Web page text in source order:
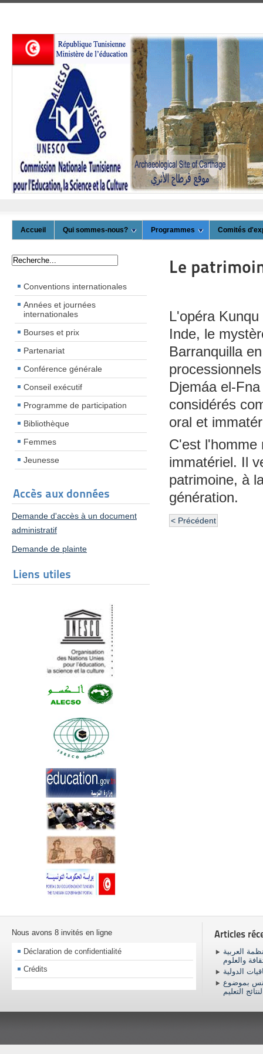
Accueil Qui sommes-nous? Programmes Comités
Conventions internationales
Années et journées
internationales
Bourses et prix
Partenariat
Conférence générale
Conseil exécutif
Programme de participation
Bibliothèque
Femmes
Jeunesse
Accès aux données
Demande d'accès à un document
administratif
Demande de plainte
Liens utiles
Le
L'opéra
Inde, le
Barranquilla
Djemáa el-
considérés
oral et
C'est l'homme
immatériel. Il
patrimoine, à
génération.
< Précédent
Nous avons 8 invités en ligne
Déclaration de confidentialité
Crédits
Articles
العربية
والعلوم
الدولية
بموضوع
التعليم